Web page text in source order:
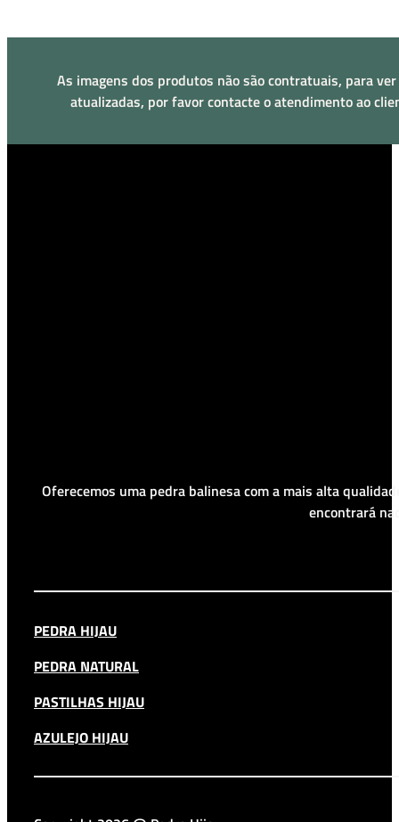
As imagens dos produtos não são contratuais, para
atualizadas, por favor contacte o atendimento ao
Oferecemos uma pedra balinesa com a mais alta
encontrará
PEDRA HIJAU
PEDRA NATURAL
PASTILHAS HIJAU
AZULEJO HIJAU